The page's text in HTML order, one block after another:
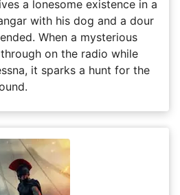
a lonesome existence in a
with his dog and a dour
When a mysterious
on the radio while
it sparks a hunt for the